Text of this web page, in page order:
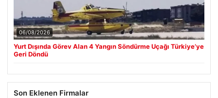
06/08/2026
Yurt Dışında Görev Alan 4 Yangın Söndürme Uçağı Türkiye’ye
Geri Döndü
Son Eklenen Firmalar